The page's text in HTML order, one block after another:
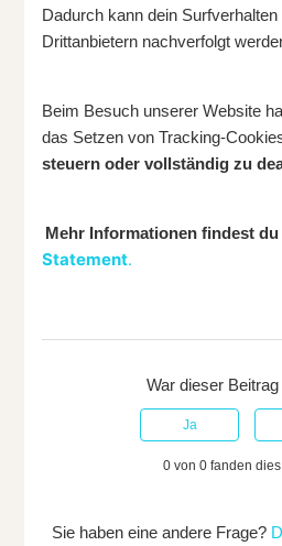
Dadurch kann dein
Drittanbietern nachverfolgt
Beim Besuch unserer Website
das Setzen von Tracking-
steuern oder vollständig zu
Mehr Informationen findest
Statement.
War dieser
0 von 0 fanden
Sie haben eine andere Frage?